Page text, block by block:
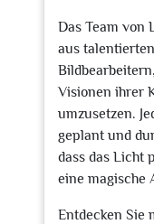
Das Team von
aus
Visionen ihrer
umzusetzen.
geplant und
dass das Licht
eine magische
Entdecken Sie